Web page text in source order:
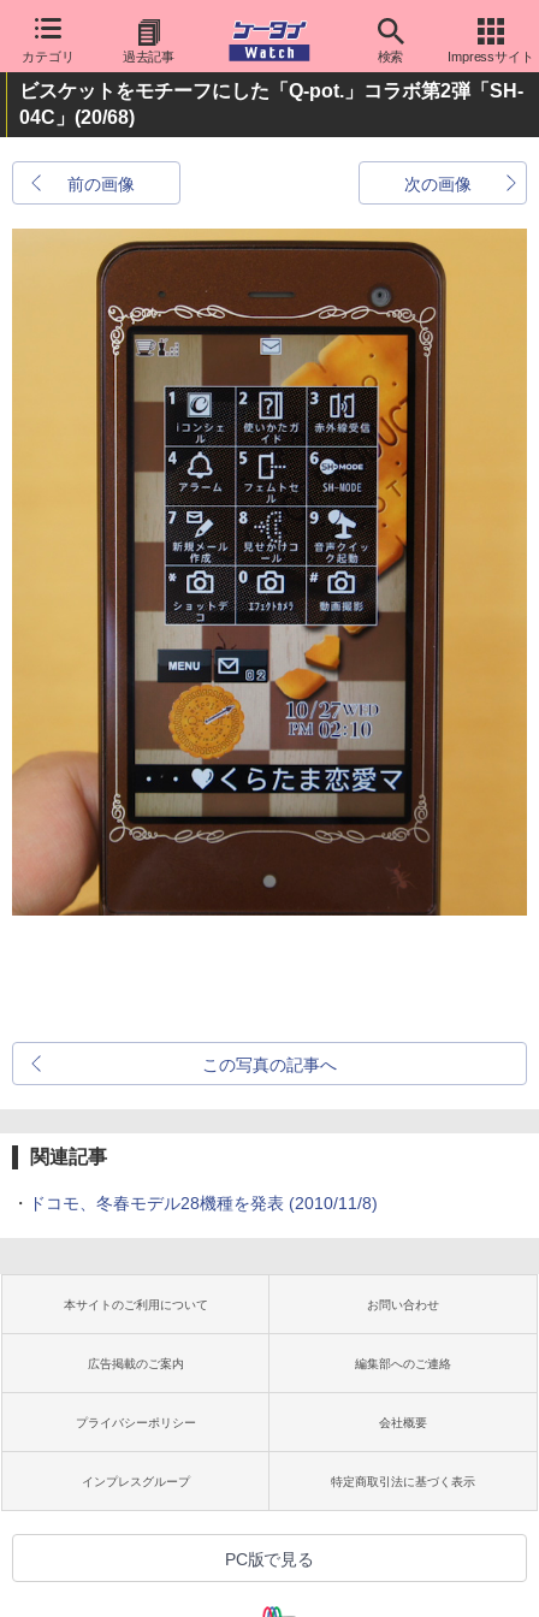
カテゴリ 過去記事 検索 Impressサイト
ビスケットをモチーフにした「Q-pot.」コラボ第2弾「SH-
04C」 (20/68)
前の画像 次の画像
この写真の記事へ
関連記事
・ ドコモ、冬春モデル28機種を発表 (2010/11/8)
本サイトのご利用について お問い合わせ
広告掲載のご案内 編集部へのご連絡
プライバシーポリシー 会社概要
インプレスグループ 特定商取引法に基づく表示
PC版で見る